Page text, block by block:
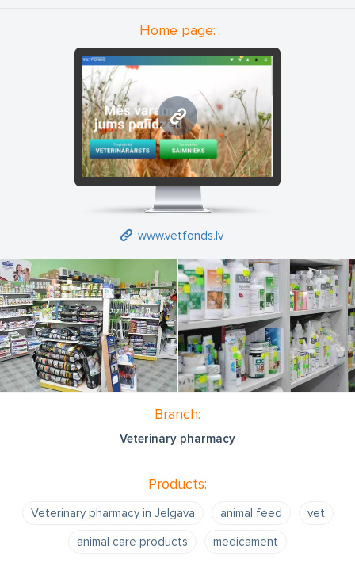
Home page:
www.vetfonds.lv
www.vetfonds.lv
Branch:
Veterinary pharmacy
Products:
Veterinary pharmacy in Jelgava animal feed
vet
animal care products
medicament